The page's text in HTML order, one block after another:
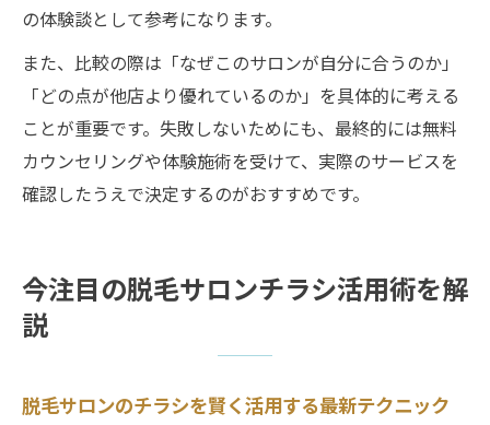
の体験談として参考になります。
また、比較の際は「なぜこのサロンが自分に合うのか」
「どの点が他店より優れているのか」を具体的に考える
ことが重要です。失敗しないためにも、最終的には無料
カウンセリングや体験施術を受けて、実際のサービスを
確認したうえで決定するのがおすすめです。
今注目の脱毛サロンチラシ活用術を解
説
脱毛サロンのチラシを賢く活用する最新テクニック